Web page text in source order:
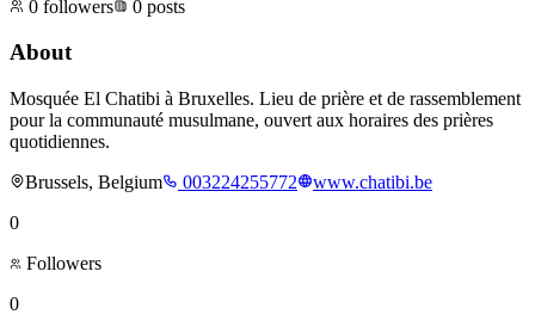
0 followers 0 posts
About
Mosquée El Chatibi à Bruxelles. Lieu de prière et de rassemblement
pour la communauté musulmane, ouvert aux horaires des prières
quotidiennes.
Brussels, Belgium
003224255772
www.chatibi.be
0
Followers
0